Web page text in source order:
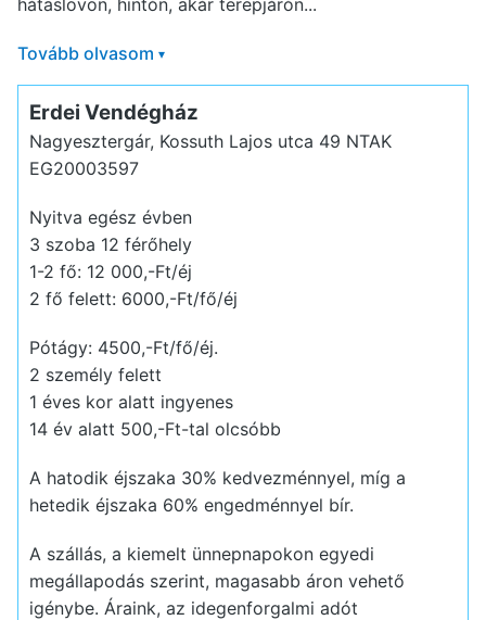
hátaslovon, hintón, akár terepjárón...
Tovább olvasom ▾
Erdei Vendégház
Nagyesztergár, Kossuth Lajos utca 49 NTAK
EG20003597
Nyitva egész évben
3 szoba 12 férőhely
1-2 fő: 12 000,-Ft/éj
2 fő felett: 6000,-Ft/fő/éj
Pótágy: 4500,-Ft/fő/éj.
2 személy felett
1 éves kor alatt ingyenes
14 év alatt 500,-Ft-tal olcsóbb
A hatodik éjszaka 30% kedvezménnyel, míg a
hetedik éjszaka 60% engedménnyel bír.
A szállás, a kiemelt ünnepnapokon egyedi
megállapodás szerint, magasabb áron vehető
igénybe. Áraink, az idegenforgalmi adót